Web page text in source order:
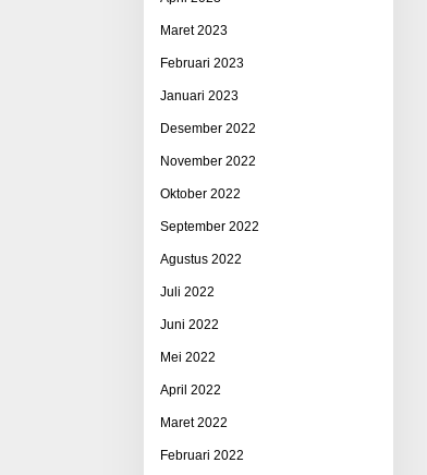
Maret 2023
Februari 2023
Januari 2023
Desember 2022
November 2022
Oktober 2022
September 2022
Agustus 2022
Juli 2022
Juni 2022
Mei 2022
April 2022
Maret 2022
Februari 2022